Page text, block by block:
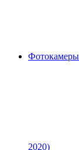
2020)